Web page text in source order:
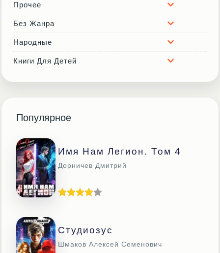
Прочее
Без Жанра
Народные
Книги Для Детей
Популярное
Имя Нам Легион. Том 4
Дорничев Дмитрий
Студиозус
Шмаков Алексей Семенович